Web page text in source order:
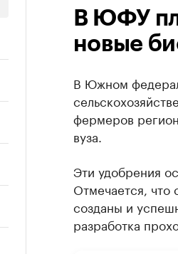
В ЮФУ
новые
В Южном
фермеров
вуза.
Эти удобрения
Отмечается, что
созданы и
разработка